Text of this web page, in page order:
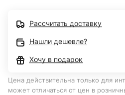
Рассчитать доставку
Нашли дешевле?
Хочу в подарок
Цена действительна только для
может отличаться от цен в